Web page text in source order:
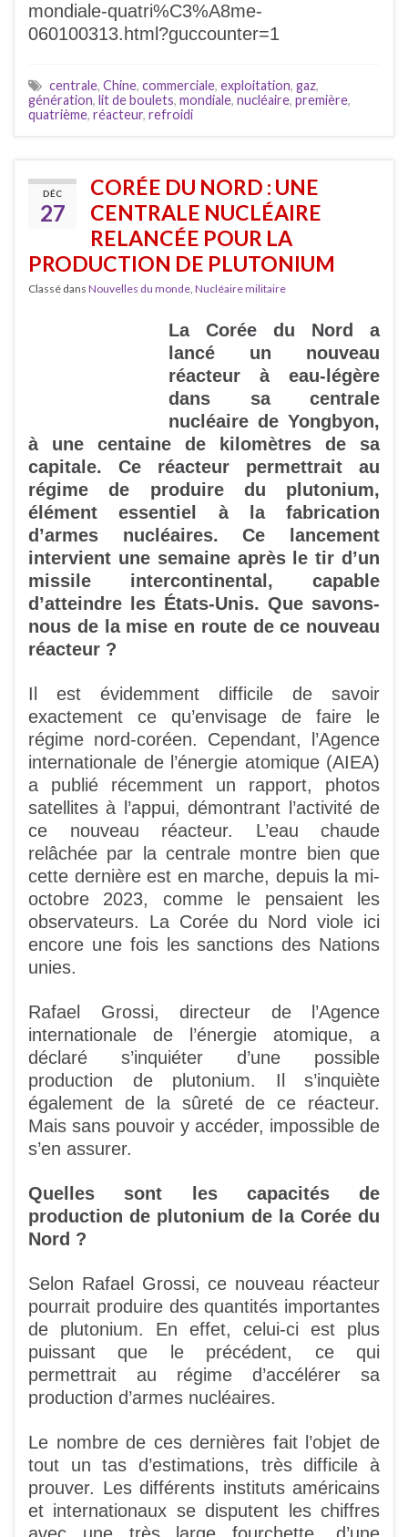
mondiale-quatri%C3%A8me-
060100313.html?guccounter=1
centrale, Chine, commerciale, exploitation, gaz,
génération, lit de boulets, mondiale, nucléaire, première,
quatrième, réacteur, refroidi
DÉC
27
CORÉE DU NORD : UNE
CENTRALE NUCLÉAIRE
RELANCÉE POUR LA
PRODUCTION DE PLUTONIUM
Classé dans Nouvelles du monde, Nucléaire militaire
La Corée du Nord a
lancé un nouveau
réacteur à eau-légère
dans sa centrale
nucléaire de Yongbyon,
à une centaine de kilomètres de sa
capitale. Ce réacteur permettrait au
régime de produire du plutonium,
élément essentiel à la fabrication
d’armes nucléaires. Ce lancement
intervient une semaine après le tir d’un
missile intercontinental, capable
d’atteindre les États-Unis. Que savons-
nous de la mise en route de ce nouveau
réacteur ?
Il est évidemment difficile de savoir
exactement ce qu’envisage de faire le
régime nord-coréen. Cependant, l’Agence
internationale de l’énergie atomique (AIEA)
a publié récemment un rapport, photos
satellites à l’appui, démontrant l’activité de
ce nouveau réacteur. L’eau chaude
relâchée par la centrale montre bien que
cette dernière est en marche, depuis la mi-
octobre 2023, comme le pensaient les
observateurs. La Corée du Nord viole ici
encore une fois les sanctions des Nations
unies.
Rafael Grossi, directeur de l’Agence
internationale de l’énergie atomique, a
déclaré s’inquiéter d’une possible
production de plutonium. Il s’inquiète
également de la sûreté de ce réacteur.
Mais sans pouvoir y accéder, impossible de
s’en assurer.
Quelles sont les capacités de
production de plutonium de la Corée du
Nord ?
Selon Rafael Grossi, ce nouveau réacteur
pourrait produire des quantités importantes
de plutonium. En effet, celui-ci est plus
puissant que le précédent, ce qui
permettrait au régime d’accélérer sa
production d’armes nucléaires.
Le nombre de ces dernières fait l’objet de
tout un tas d’estimations, très difficile à
prouver. Les différents instituts américains
et internationaux se disputent les chiffres